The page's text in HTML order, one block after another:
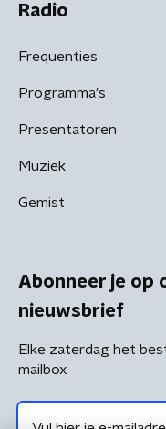
Radio
Frequenties
Programma's
Presentatoren
Muziek
Gemist
Abonneer je op
nieuwsbrief
Elke zaterdag het
mailbox